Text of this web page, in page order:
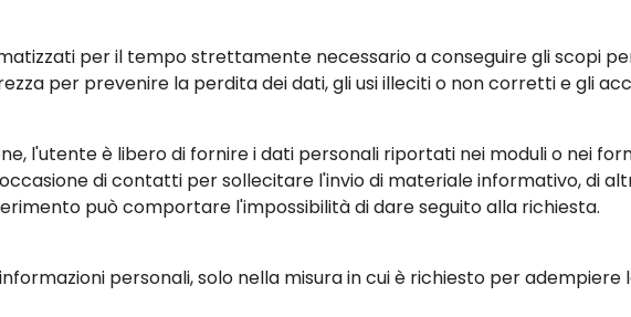
per il tempo strettamente necessario a conseguire gli scopi
per prevenire la perdita dei dati, gli usi illeciti o non corretti e gli
l'utente è libero di fornire i dati personali riportati nei moduli o nei
di contatti per sollecitare l'invio di materiale informativo, di
può comportare l'impossibilità di dare seguito alla richiesta.
personali, solo nella misura in cui è richiesto per